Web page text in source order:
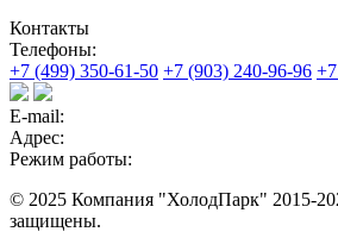
Контакты
Телефоны:
+7 (499) 350-61-50 +7 (903) 240-96-96
E-mail:
Адрес:
Режим работы:
© 2025 Компания "ХолодПарк" 2015-
защищены.